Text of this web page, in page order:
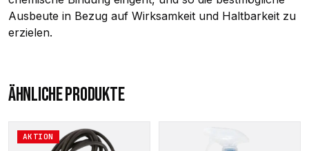
Ausbeute in Bezug auf Wirksamkeit und Haltbarkeit zu
erzielen.
ÄHNLICHE PRODUKTE
AKTION